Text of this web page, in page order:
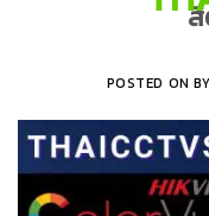
POSTED ONBY